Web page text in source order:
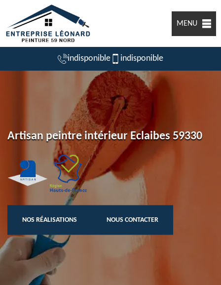
MENU
indisponible indisponible
Artisan peintre intérieur Eclaibes 59330
NOS RÉALISATIONS NOUS CONTACTER